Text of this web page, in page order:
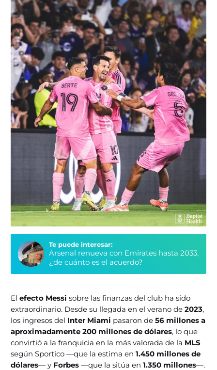
Te puede interesar:
Arsenal renueva con Emirates hasta 2033,
¿de cuánto es el acuerdo?
Elefecto Messi sobre las finanzas del club ha sido
extraordinario. Desde su llegada en el verano de2023,
los ingresos del Inter Miami pasaron de56 millones a
aproximadamente 200 millones de dólares, lo que
convirtió a la franquicia en la más valorada de la MLS
según Sportico —que la estima en1.450 millones de
dólares— y Forbes —que la sitúa en1.350 millones—.